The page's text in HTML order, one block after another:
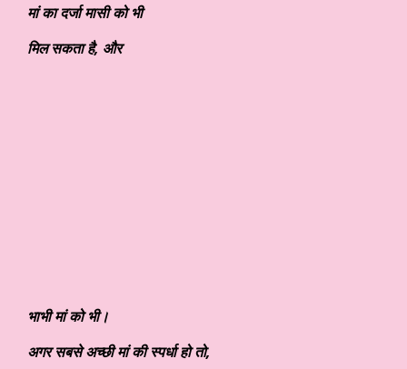
मां का दर्जा मासी को भी
मिल सकता है, और
भाभी मां को भी।
अगर सबसे अच्छी मां की स्पर्धा हो तो,